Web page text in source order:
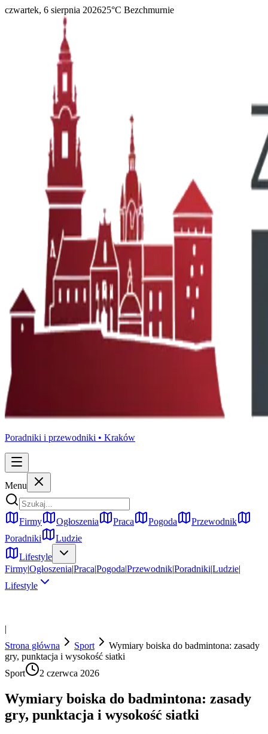
czwartek, 6 sierpnia 202625°C Bezchmurnie
Poradniki i przewodniki • Kraków
Menu
Firmy Ogłoszenia Praca Pogoda
Przewodnik
Poradniki
Ludzie
Lifestyle
Firmy|Ogłoszenia|Praca|Pogoda|Przewodnik|Poradniki|Ludzie|
Lifestyle
|
Strona główna
Sport
Wymiary boiska do badmintona: zasady
gry, punktacja i wysokość siatki
Sport
2 czerwca 2026
Wymiary boiska do badmintona: zasady
gry, punktacja i wysokość siatki